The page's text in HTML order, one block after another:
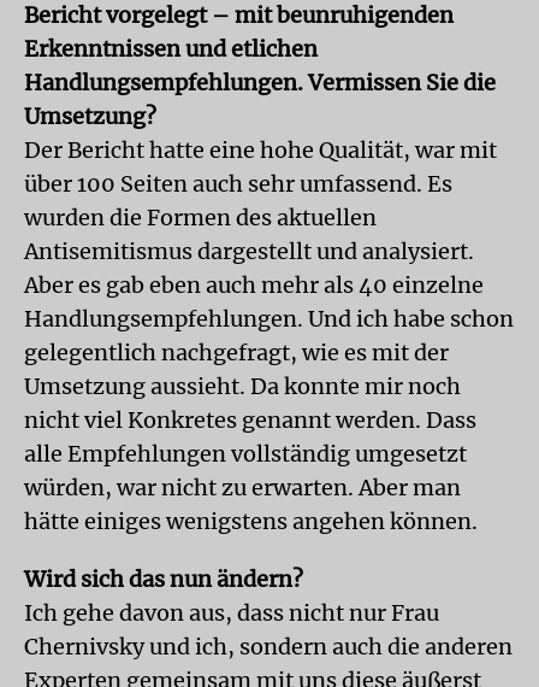
Bericht vorgelegt – mit beunruhigenden
Erkenntnissen und etlichen
Handlungsempfehlungen. Vermissen Sie die
Umsetzung?
Der Bericht hatte eine hohe Qualität, war mit
über 100 Seiten auch sehr umfassend. Es
wurden die Formen des aktuellen
Antisemitismus dargestellt und analysiert.
Aber es gab eben auch mehr als 40 einzelne
Handlungsempfehlungen. Und ich habe schon
gelegentlich nachgefragt, wie es mit der
Umsetzung aussieht. Da konnte mir noch
nicht viel Konkretes genannt werden. Dass
alle Empfehlungen vollständig umgesetzt
würden, war nicht zu erwarten. Aber man
hätte einiges wenigstens angehen können.
Wird sich das nun ändern?
Ich gehe davon aus, dass nicht nur Frau
Chernivsky und ich, sondern auch die anderen
Experten gemeinsam mit uns diese äußerst